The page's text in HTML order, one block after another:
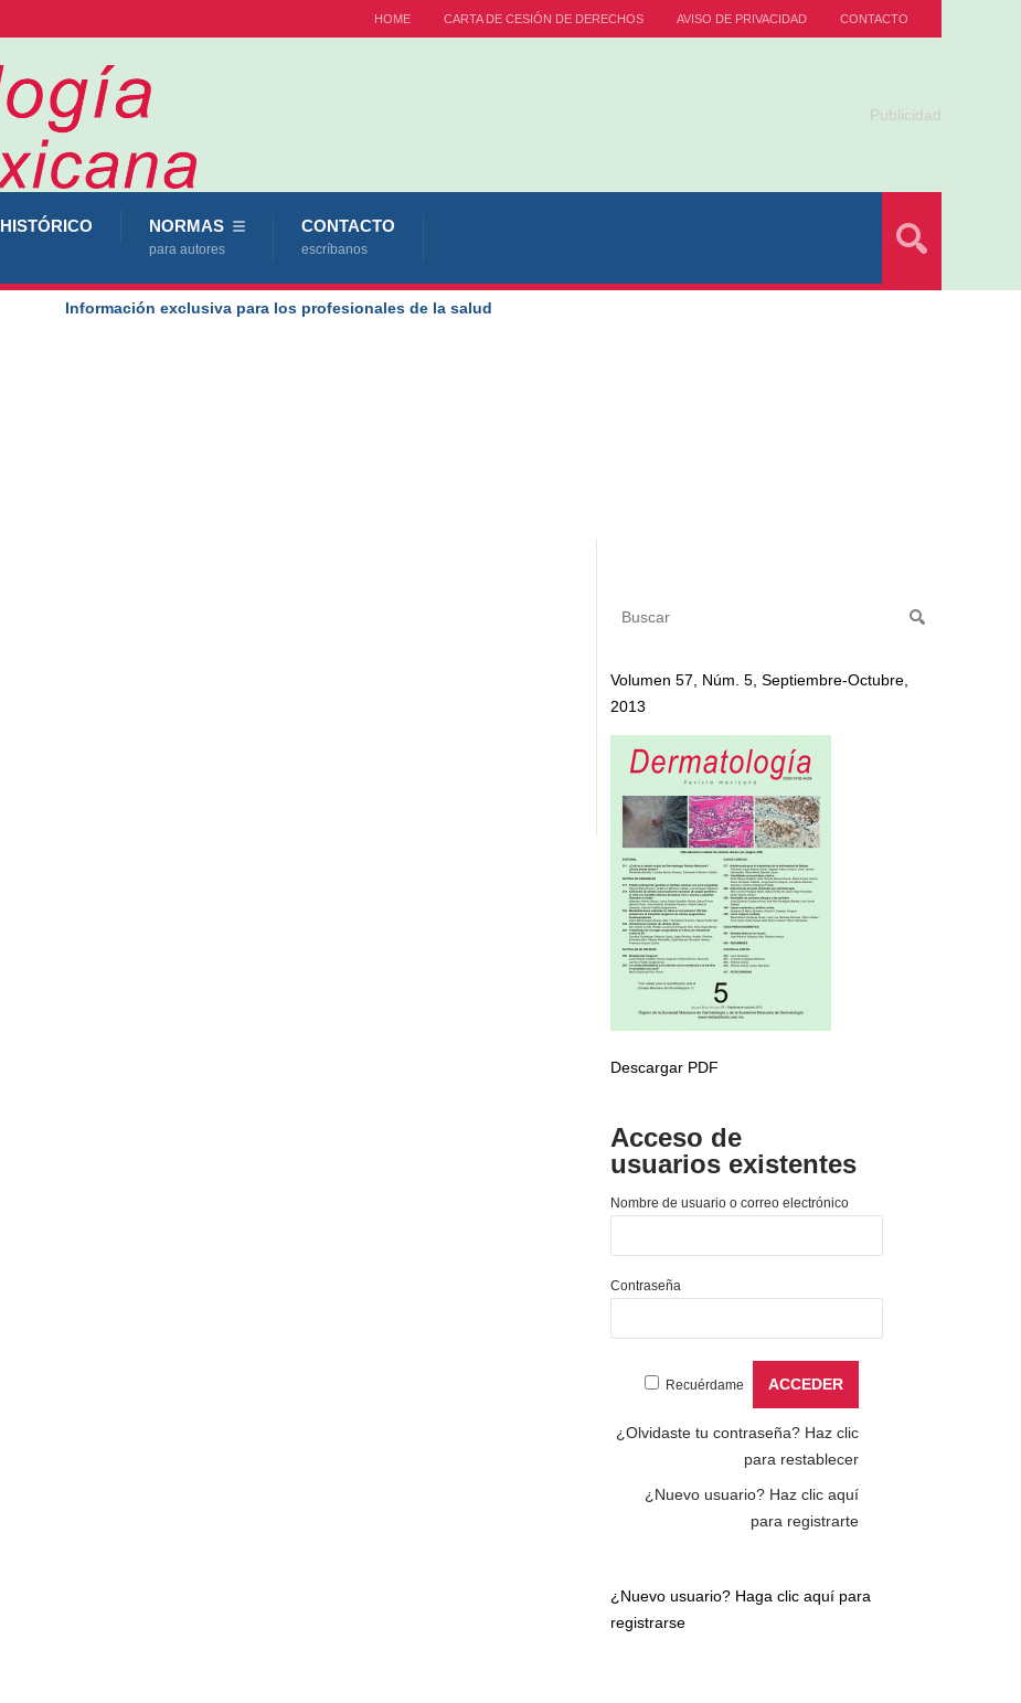
HOME CARTA DE CESIÓN DE DERECHOS AVISO DE PRIVACIDAD CONTACTO
Publicidad
HISTÓRICO NORMAS
para autores
CONTACTO
escríbanos
Información exclusiva para los profesionales de la salud
Volumen 57, Núm. 5, Septiembre-Octubre,
2013
Descargar PDF
Acceso de
usuarios existentes
Nombre de usuario o correo electrónico
Contraseña
Recuérdame
¿Olvidaste tu contraseña? Haz clic
para restablecer
¿Nuevo usuario? Haz clic aquí
para registrarte
¿Nuevo usuario? Haga clic aquí para
registrarse